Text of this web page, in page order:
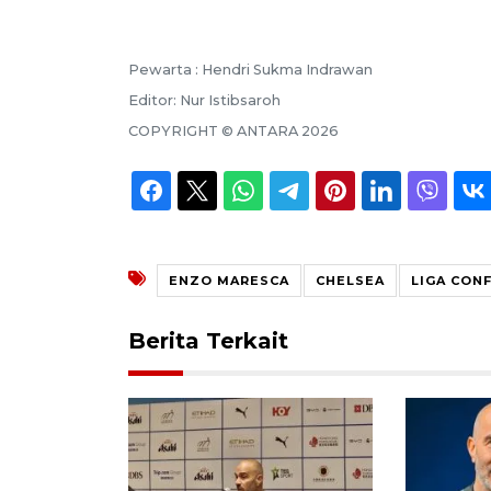
Pewarta : Hendri Sukma Indrawan
Editor: Nur Istibsaroh
COPYRIGHT © ANTARA 2026
ENZO MARESCA CHELSEA LIGA
Berita Terkait